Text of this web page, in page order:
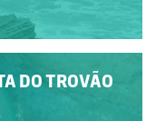
DO TROVÃO